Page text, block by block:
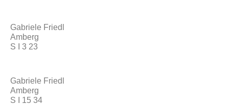
Gabriele Friedl
Amberg
S I 3 23
Gabriele Friedl
Amberg
S I 15 34